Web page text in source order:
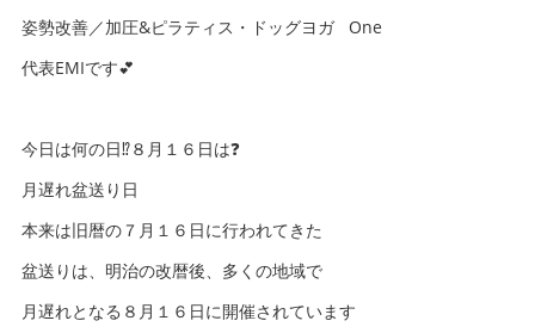
姿勢改善／加圧&ピラティス・ドッグヨガ One
代表EMIです💕
今日は何の日⁉️８月１６日は❓
月遅れ盆送り日
本来は旧暦の７月１６日に行われてきた
盆送りは、明治の改暦後、多くの地域で
月遅れとなる８月１６日に開催されています